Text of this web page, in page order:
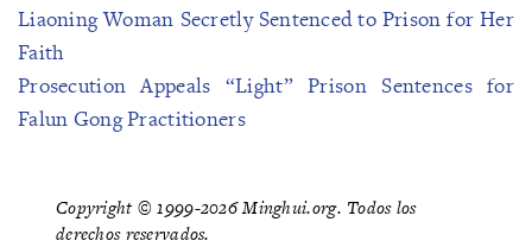
Liaoning Woman Secretly Sentenced to Prison for Her
Faith
Prosecution Appeals “Light” Prison Sentences for
Falun Gong Practitioners
Copyright © 1999-2026 Minghui.org. Todos los
derechos reservados.